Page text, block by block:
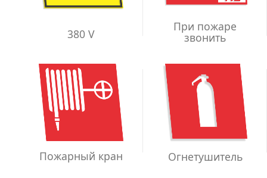
380 V
При пожаре
звонить
Пожарный кран Огнетушитель